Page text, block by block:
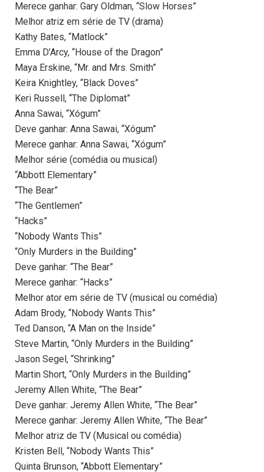
Merece ganhar: Gary Oldman, “Slow Horses”
Melhor atriz em série de TV (drama)
Kathy Bates, “Matlock”
Emma D’Arcy, “House of the Dragon”
Maya Erskine, “Mr. and Mrs. Smith”
Keira Knightley, “Black Doves”
Keri Russell, “The Diplomat”
Anna Sawai, “Xógum”
Deve ganhar: Anna Sawai, “Xógum”
Merece ganhar: Anna Sawai, “Xógum”
Melhor série (comédia ou musical)
“Abbott Elementary”
“The Bear”
“The Gentlemen”
“Hacks”
“Nobody Wants This”
“Only Murders in the Building”
Deve ganhar: “The Bear”
Merece ganhar: “Hacks”
Melhor ator em série de TV (musical ou comédia)
Adam Brody, “Nobody Wants This”
Ted Danson, “A Man on the Inside”
Steve Martin, “Only Murders in the Building”
Jason Segel, “Shrinking”
Martin Short, “Only Murders in the Building”
Jeremy Allen White, “The Bear”
Deve ganhar: Jeremy Allen White, “The Bear”
Merece ganhar: Jeremy Allen White, “The Bear”
Melhor atriz de TV (Musical ou comédia)
Kristen Bell, “Nobody Wants This”
Quinta Brunson, “Abbott Elementary”